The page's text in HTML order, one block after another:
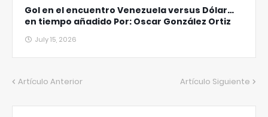
Gol en el encuentro Venezuela versus Dólar…
en tiempo añadido Por: Oscar González Ortiz
July 15, 2026
Artículo Anterior Artículo Siguiente